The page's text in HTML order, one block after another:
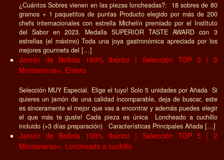
¿Cuántos Sobres vienen en las piezas loncheadas?: 18 sobres de 80
gramos + 1 paquetitos de puntas Producto elegido por más de 200
chefs internacionales con estrella Michelín premiado por el Instituto
del Sabor en 2023. Medalla SUPERIOR TASTE AWARD con 3
estrellas (el máximo) Toda una joya gastronómica apreciada por los
mejores gourmets del […]
Jamón de Bellota 100% Ibérico | Selección TOP 5 | 2
Montaneras+, Entero
Selección MUY Especial. Elige el tuyo! Solo 5 unidades por Añada Si
quieres un jamón de una calidad incomparable, deja de buscar, este
es sinceramente el mejor que vas a encontrar y además puedes elegir
el que más te guste! Cada pieza es única Loncheado a cuchillo
incluido (+3 días preparación) Características Principales Añada […]
Jamón de Bellota 100% Ibérico | Selección TOP 5 | 2
Montaneras+, Loncheado a cuchillo